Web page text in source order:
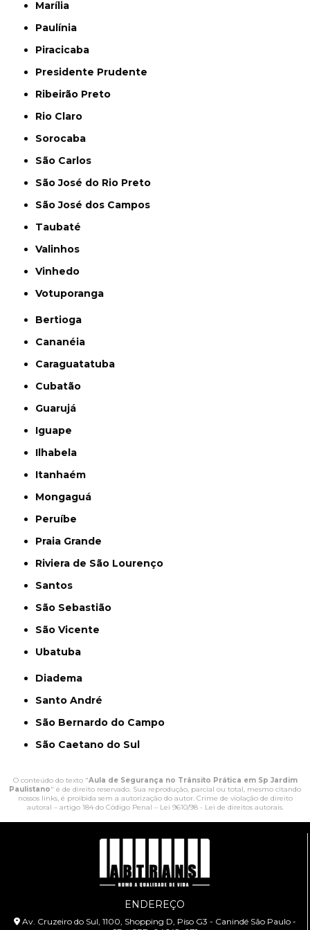
Marília
Paulínia
Piracicaba
Presidente Prudente
Ribeirão Preto
Rio Claro
Sorocaba
São Carlos
São José do Rio Preto
São José dos Campos
Taubaté
Valinhos
Vinhedo
Votuporanga
Bertioga
Cananéia
Caraguatatuba
Cubatão
Guarujá
Iguape
Ilhabela
Itanhaém
Mongaguá
Peruíbe
Praia Grande
Riviera de São Lourenço
Santos
São Sebastião
São Vicente
Ubatuba
Diadema
Santo André
São Bernardo do Campo
São Caetano do Sul
O conteúdo do texto "Aula de Segurança no Trânsito Prática em Sp Jardim
Paulistano" é de direito reservado. Sua reprodução, parcial ou total, mesmo citando
nossos links, é proibida sem a autorização do autor. Crime de violação de direito
autoral – artigo 184 do Código Penal – Lei 9610/98 - Lei de direitos autorais.
ENDEREÇO
Av. Cruzeiro do Sul, 1100, Shopping D, Piso G3 - Canindé São Paulo -